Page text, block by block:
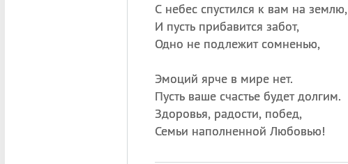
С небес спустился к вам на землю,
И пусть прибавится забот,
Одно не подлежит сомненью,
Эмоций ярче в мире нет.
Пусть ваше счастье будет долгим.
Здоровья, радости, побед,
Семьи наполненной Любовью!